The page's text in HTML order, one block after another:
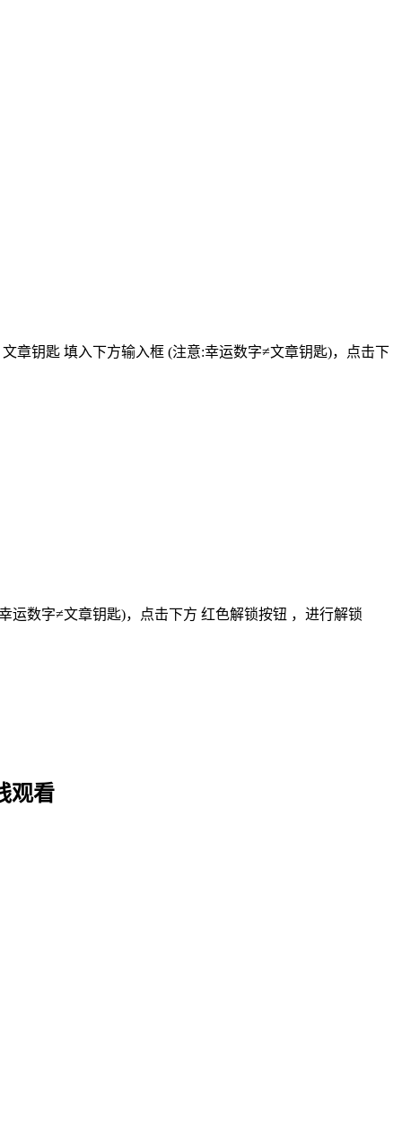
文章钥匙 填入下方输入框 (注意:幸运数字≠文章钥匙)，点击下
运数字≠文章钥匙)，点击下方 红色解锁按钮 ，进行解锁
观看